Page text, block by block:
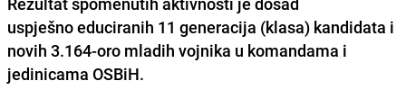
uspješno educiranih 11 generacija (klasa) kandidata i
novih 3.164-oro mladih vojnika u komandama i
jedinicama OSBiH.